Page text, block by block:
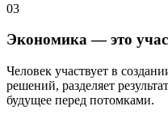
03
Экономика — это
Человек участвует в
решений, разделяет
будущее перед потомками.